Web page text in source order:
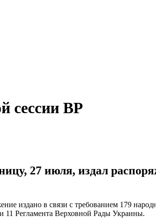
сессии ВР
27 июля, издал
издано в связи с требованием 179
11 Регламента Верховной Рады Украины.